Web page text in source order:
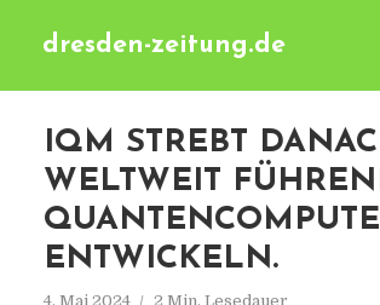
dresden-zeitung.de
IQM STREBT
WELTWEIT
ENTWICKELN.
4. Mai 2024 2 Min. Lesedauer